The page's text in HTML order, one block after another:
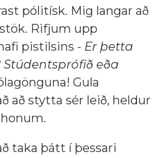
pólitísk. Mig langar að
Rifjum upp
pistilsins - Er þetta
eða
Gula
að stytta sér leið, heldur
taka þátt í þessari